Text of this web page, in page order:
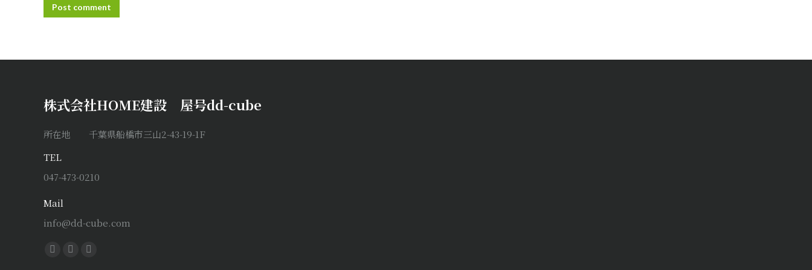
Post comment
株式会社HOME建設 屋号dd-cube
所在地 千葉県船橋市三山2-43-19-1F
TEL
047-473-0210
Mail
info@dd-cube.com
Find us on:
Facebook
X
Instagram